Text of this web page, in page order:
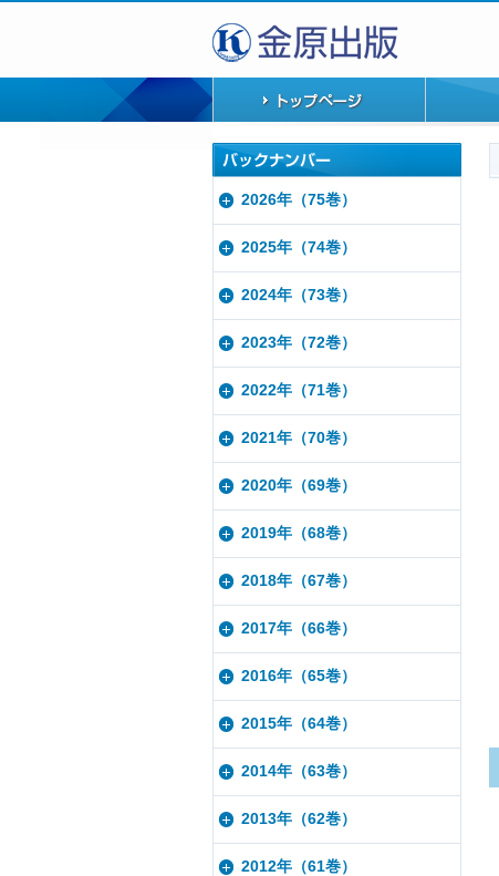
2026年（75巻）
2025年（74巻）
2024年（73巻）
2023年（72巻）
2022年（71巻）
2021年（70巻）
2020年（69巻）
2019年（68巻）
2018年（67巻）
2017年（66巻）
2016年（65巻）
2015年（64巻）
2014年（63巻）
2013年（62巻）
2012年（61巻）